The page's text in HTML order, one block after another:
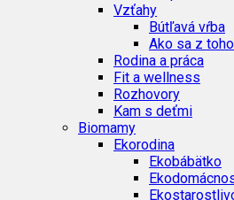
Vzťahy
Bútľavá vŕba
Ako sa z
Rodina a práca
Fit a wellness
Rozhovory
Kam s deťmi
Biomamy
Ekorodina
Ekobábätko